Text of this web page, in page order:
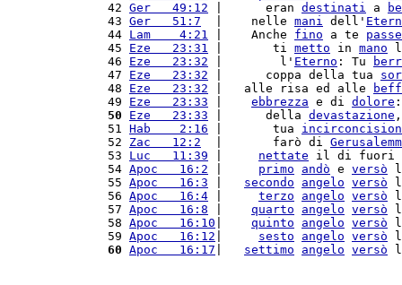
42 Ger   49:12 |      eran destinati a
43 Ger   51:7
  |    nelle
mani dell'
44 Lam    4:21 |    Anche fino a te
45 Eze   23:31 |       ti metto in mano
46 Eze   23:32 |        l' Eterno : Tu
47 Eze   23:32 |      coppa della tua
48 Eze   23:32 |   alle risa ed alle
49 Eze   23:33 ebbrezza e di dolore
50
Eze   23:33 |      della devastazione
51 Hab    2:16 |       tua
52 Zac   12:2
  |       farò di
53 Luc   11:39 nettate il di fuori
54 Apoc   16:2 primo andò e versò
55 Apoc   16:3 secondo angelo versò
56 Apoc   16:4 terzo angelo versò
57 Apoc   16:8 quarto angelo versò
58 Apoc   16:10 quinto angelo versò
59 Apoc   16:12 sesto angelo versò
60 Apoc   16:17 settimo angelo versò